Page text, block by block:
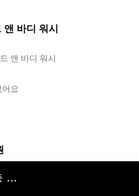
바디 워시
앤 바디 워시
어요
...